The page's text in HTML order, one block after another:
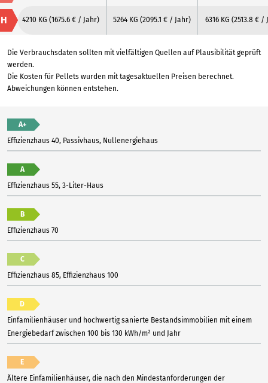
H 4210 KG (1675.6 € / Jahr) 5264 KG (2095.1 € / Jahr) 6316 KG (2513.8 € /
Die Verbrauchsdaten sollten mit vielfältigen Quellen auf Plausibilität geprüft
werden.
Die Kosten für Pellets wurden mit tagesaktuellen Preisen berechnet.
Abweichungen können entstehen.
A+
Effizienzhaus 40, Passivhaus, Nullenergiehaus
A
Effizienzhaus 55, 3-Liter-Haus
B
Effizienzhaus 70
C
Effizienzhaus 85, Effizienzhaus 100
D
Einfamilienhäuser und hochwertig sanierte Bestandsimmobilien mit einem
Energiebedarf zwischen 100 bis 130 kWh/m² und Jahr
E
Ältere Einfamilienhäuser, die nach den Mindestanforderungen der